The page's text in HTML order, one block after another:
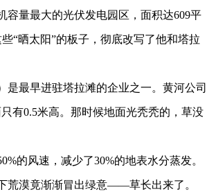
量最大的光伏发电园区，面积达609平
“晒太阳”的板子，彻底改写了他和塔拉
最早进驻塔拉滩的企业之一。黄河公司
有0.5米高。那时候地面光秃秃的，草没
的风速，减少了30%的地表水分蒸发。
荒漠竟渐渐冒出绿意——草长出来了。